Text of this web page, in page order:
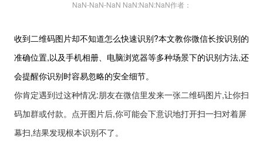
NaN-NaN-NaN NaN:NaN:NaN作者：
收到二维码图片却不知道怎么快速识别?本文教你微信长按识别的
准确位置,以及手机相册、电脑浏览器等多种场景下的识别方法,还
会提醒你识别时容易忽略的安全细节。
你肯定遇到过这种情况:朋友在微信里发来一张二维码图片,让你扫
码加群或付款。点开图片后,你可能会下意识地打开扫一扫对着屏
幕扫,结果发现根本识别不了。